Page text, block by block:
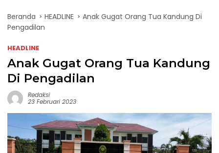
Beranda HEADLINE
Anak Gugat Orang Tua Kandung Di
Pengadilan
HEADLINE
Anak Gugat Orang Tua Kandung
Di Pengadilan
Redaksi
23 Februari 2023